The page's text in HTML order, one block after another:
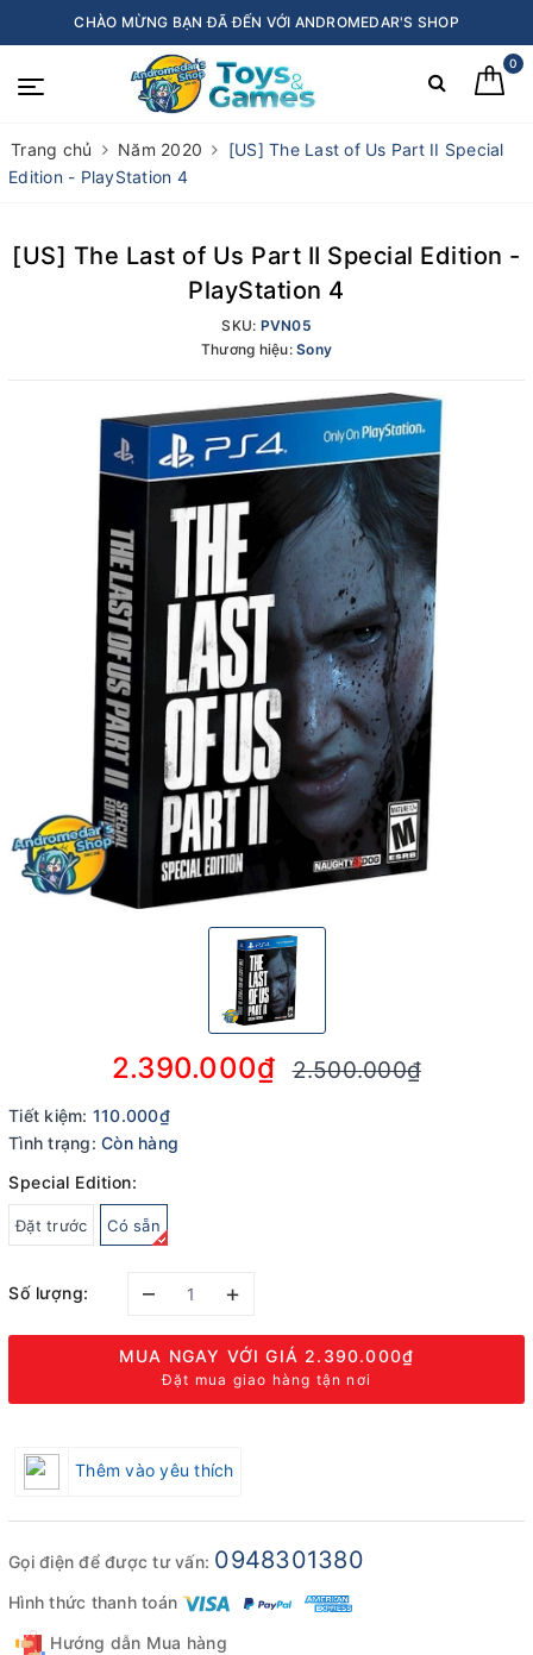
CHÀO MỪNG BẠN ĐÃ ĐẾN VỚI ANDROMEDAR'S SHOP
0
Trang chủ Năm 2020
[US] The Last of Us Part II Special
Edition - PlayStation 4
[US] The Last of Us Part II Special Edition -
PlayStation 4
SKU: PVN05
Thương hiệu:Sony
2.390.000₫ 2.500.000₫
Tiết kiệm: 110.000₫
Tình trạng: Còn hàng
Special Edition:
Đặt trước Có sẵn
Số lượng: – +
MUA NGAY VỚI GIÁ 2.390.000₫
Đặt mua giao hàng tận nơi
Thêm vào yêu thích
Gọi điện để được tư vấn: 0948301380
Hình thức thanh toán
Hướng dẫn Mua hàng